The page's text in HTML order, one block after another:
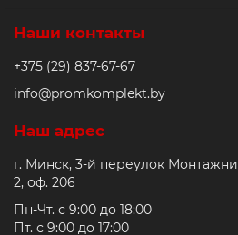
Алюминиевые профили
Вакуумные компоненты
Станочные приспособления
Наши контакты
+375 (29) 837-67-67
info@promkomplekt.by
Наш адрес
г. Минск, 3-й переулок
2, оф. 206
Пн-Чт. с 9:00 до 18:00
Пт. с 9:00 до 17:00